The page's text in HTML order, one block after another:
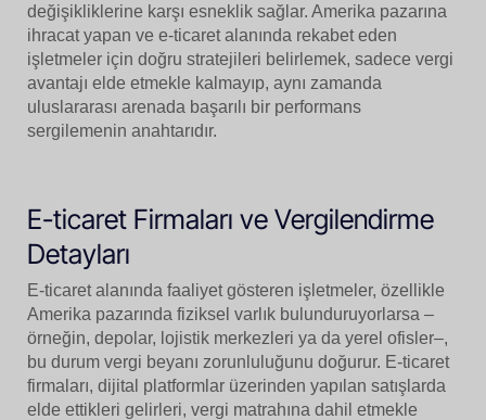
değişikliklerine karşı esneklik sağlar. Amerika pazarına
ihracat yapan ve e-ticaret alanında rekabet eden
işletmeler için doğru stratejileri belirlemek, sadece vergi
avantajı elde etmekle kalmayıp, aynı zamanda
uluslararası arenada başarılı bir performans
sergilemenin anahtarıdır.
E-ticaret Firmaları ve Vergilendirme
Detayları
E-ticaret alanında faaliyet gösteren işletmeler, özellikle
Amerika pazarında fiziksel varlık bulunduruyorlarsa –
örneğin, depolar, lojistik merkezleri ya da yerel ofisler–,
bu durum vergi beyanı zorunluluğunu doğurur. E-ticaret
firmaları, dijital platformlar üzerinden yapılan satışlarda
elde ettikleri gelirleri, vergi matrahına dahil etmekle